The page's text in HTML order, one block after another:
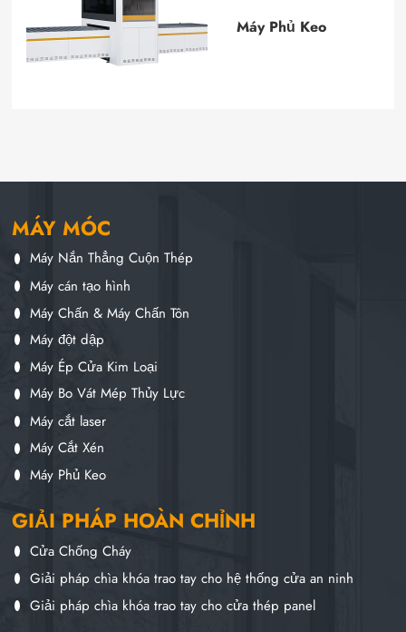
Máy Phủ Keo
MÁY MÓC
Máy Nắn Thẳng Cuộn Thép
Máy cán tạo hình
Máy Chấn & Máy Chấn Tôn
Máy đột dập
Máy Ép Cửa Kim Loại
Máy Bo Vát Mép Thủy Lực
Máy cắt laser
Máy Cắt Xén
Máy Phủ Keo
GIẢI PHÁP HOÀN CHỈNH
Cửa Chống Cháy
Giải pháp chìa khóa trao tay cho hệ thống cửa an ninh
Giải pháp chìa khóa trao tay cho cửa thép panel